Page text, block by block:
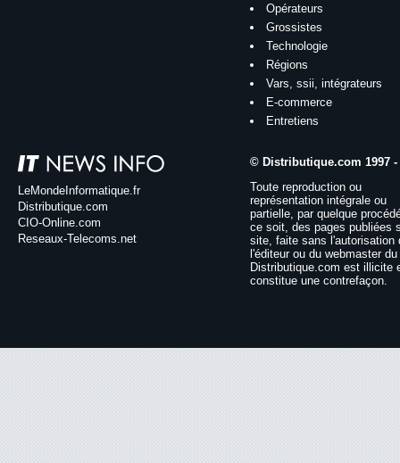
Opérateurs
Grossistes
Technologie
Régions
Vars, ssii, intégrateurs
E-commerce
Entretiens
LeMondeInformatique.fr
Distributique.com
CIO-Online.com
Reseaux-Telecoms.net
© Distributique.com 1997 -
Toute reproduction ou
représentation intégrale ou
partielle, par quelque
ce soit, des pages publiées
site, faite sans l'autorisation
l'éditeur ou du webmaster
Distributique.com est illicite
constitue une contrefaçon.